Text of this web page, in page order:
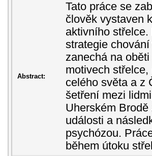
Abstract:
Tato práce se
člověk vystaven
aktivního
strategie
zanechá na
motivech
celého světa a z
šetření mezi
Uherském
události a
psychózou.
během útoku